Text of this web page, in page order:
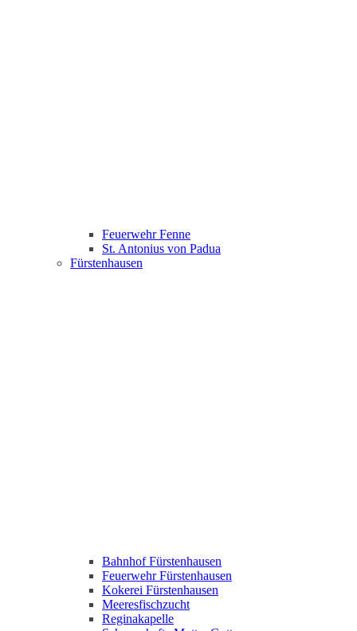
Feuerwehr Fenne
St. Antonius von Padua
Fürstenhausen
Bahnhof Fürstenhausen
Feuerwehr Fürstenhausen
Kokerei Fürstenhausen
Meeresfischzucht
Reginakapelle